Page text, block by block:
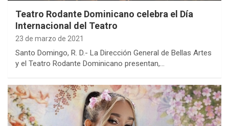
Teatro Rodante Dominicano celebra el Día
Internacional del Teatro
23 de marzo de 2021
Santo Domingo, R. D.- La Dirección General de Bellas Artes
y el Teatro Rodante Dominicano presentan,…